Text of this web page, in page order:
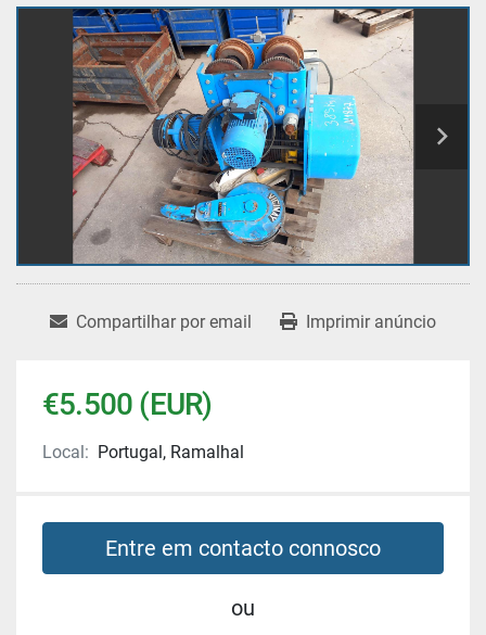
Compartilhar por email Imprimir anúncio
€5.500 (EUR)
Local: Portugal, Ramalhal
Entre em contacto connosco
ou